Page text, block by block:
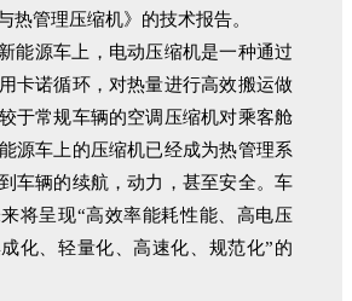
热管理压缩机》的技术报告。
能源车上，电动压缩机是一种通过
卡诺循环，对热量进行高效搬运做
于常规车辆的空调压缩机对乘客舱
源车上的压缩机已经成为热管理系
车辆的续航，动力，甚至安全。车
将呈现“高效率能耗性能、高电压
化、轻量化、高速化、规范化”的